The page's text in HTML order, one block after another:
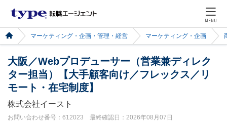
MENU
マーケティング・企画・管理・経営 マーケティング・企画
大阪／Webプロデューサー（営業兼ディレク
ター担当）【大手顧客向け／フレックス／リ
モート・在宅制度】
株式会社イースト
お問い合わせ番号：612023 最終確認日：2026年08月07日